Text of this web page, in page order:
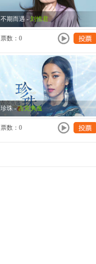
不期而遇-刘惜君
票数： 0
珍珠-吉克隽逸
票数： 0